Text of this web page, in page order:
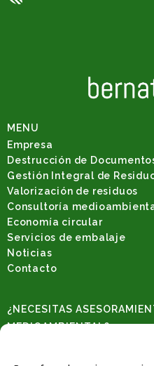
MENU
Empresa
Destrucción de
Gestión Integral de
Valorización de residuos
Consultoría
Economía circular
Servicios de embalaje
Noticias
Contacto
¿NECESITAS
MEDIOAMBIENTAL?